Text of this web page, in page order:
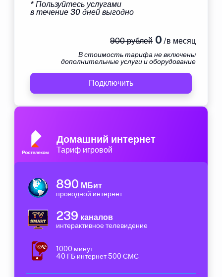
* Пользуйтесь услугами
в течение 30 дней выгодно
900 рублей0 /в месяц
В стоимость тарифа не включены
дополнительные услуги и оборудование
Подключить
Домашний интернет
Тариф игровой
890 МБит
проводной интернет
239 каналов
интерактивное телевидение
1000 минут
40 ГБ интернет 500 СМС